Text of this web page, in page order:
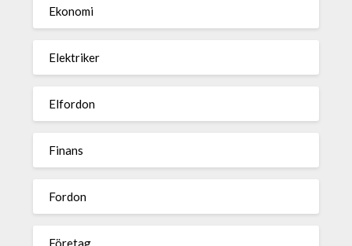
Ekonomi
Elektriker
Elfordon
Finans
Fordon
Företag